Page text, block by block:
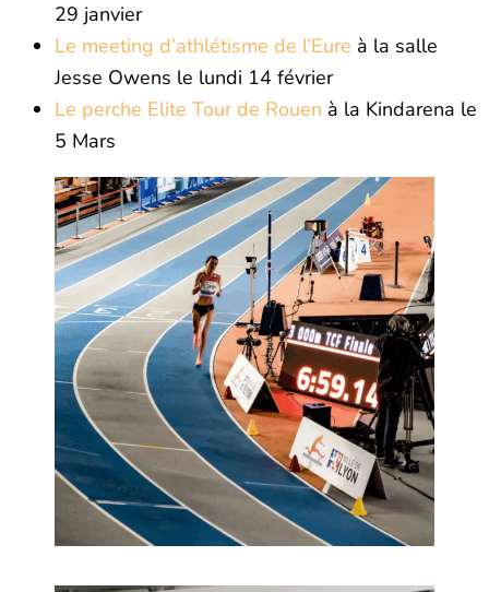
29 janvier
Le meeting d’athlétisme de l’Eure à la salle
Jesse Owens le lundi 14 février
Le perche Elite Tour de Rouen à la Kindarena le
5 Mars